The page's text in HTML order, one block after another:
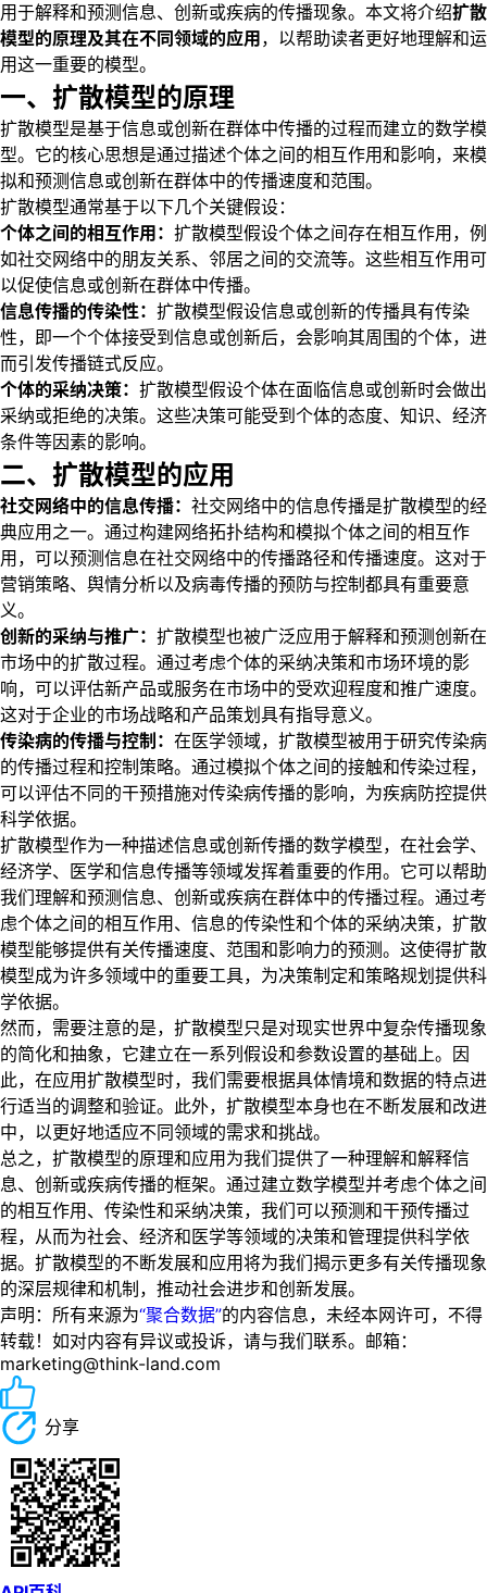
用于解释和预测信息、创新或疾病的传播现象。本文将介绍扩散
模型的原理及其在不同领域的应用 ，以帮助读者更好地理解和运
用这一重要的模型。
一、扩散模型的原理
扩散模型是基于信息或创新在群体中传播的过程而建立的数学模
型。它的核心思想是通过描述个体之间的相互作用和影响，来模
拟和预测信息或创新在群体中的传播速度和范围。
扩散模型通常基于以下几个关键假设：
个体之间的相互作用： 扩散模型假设个体之间存在相互作用，例
如社交网络中的朋友关系、邻居之间的交流等。这些相互作用可
以促使信息或创新在群体中传播。
信息传播的传染性： 扩散模型假设信息或创新的传播具有传染
性，即一个个体接受到信息或创新后，会影响其周围的个体，进
而引发传播链式反应。
个体的采纳决策： 扩散模型假设个体在面临信息或创新时会做出
采纳或拒绝的决策。这些决策可能受到个体的态度、知识、经济
条件等因素的影响。
二、扩散模型的应用
社交网络中的信息传播： 社交网络中的信息传播是扩散模型的经
典应用之一。通过构建网络拓扑结构和模拟个体之间的相互作
用，可以预测信息在社交网络中的传播路径和传播速度。这对于
营销策略、舆情分析以及病毒传播的预防与控制都具有重要意
义。
创新的采纳与推广： 扩散模型也被广泛应用于解释和预测创新在
市场中的扩散过程。通过考虑个体的采纳决策和市场环境的影
响，可以评估新产品或服务在市场中的受欢迎程度和推广速度。
这对于企业的市场战略和产品策划具有指导意义。
传染病的传播与控制： 在医学领域，扩散模型被用于研究传染病
的传播过程和控制策略。通过模拟个体之间的接触和传染过程，
可以评估不同的干预措施对传染病传播的影响，为疾病防控提供
科学依据。
扩散模型作为一种描述信息或创新传播的数学模型，在社会学、
经济学、医学和信息传播等领域发挥着重要的作用。它可以帮助
我们理解和预测信息、创新或疾病在群体中的传播过程。通过考
虑个体之间的相互作用、信息的传染性和个体的采纳决策，扩散
模型能够提供有关传播速度、范围和影响力的预测。这使得扩散
模型成为许多领域中的重要工具，为决策制定和策略规划提供科
学依据。
然而，需要注意的是，扩散模型只是对现实世界中复杂传播现象
的简化和抽象，它建立在一系列假设和参数设置的基础上。因
此，在应用扩散模型时，我们需要根据具体情境和数据的特点进
行适当的调整和验证。此外，扩散模型本身也在不断发展和改进
中，以更好地适应不同领域的需求和挑战。
总之，扩散模型的原理和应用为我们提供了一种理解和解释信
息、创新或疾病传播的框架。通过建立数学模型并考虑个体之间
的相互作用、传染性和采纳决策，我们可以预测和干预传播过
程，从而为社会、经济和医学等领域的决策和管理提供科学依
据。扩散模型的不断发展和应用将为我们揭示更多有关传播现象
的深层规律和机制，推动社会进步和创新发展。
声明：所有来源为“聚合数据”的内容信息，未经本网许可，不得
转载！如对内容有异议或投诉，请与我们联系。邮箱：
marketing@think-land.com
分享